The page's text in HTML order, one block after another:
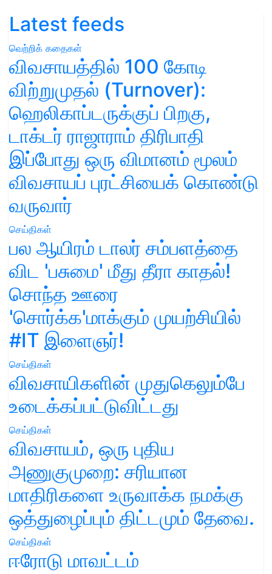
Latest feeds
வெற்றிக் கதைகள்
விவசாயத்தில் 100 கோடி
விற்றுமுதல் (Turnover):
ஹெலிகாப்டருக்குப் பிறகு,
டாக்டர் ராஜாராம் திரிபாதி
இப்போது ஒரு விமானம் மூலம்
விவசாயப் புரட்சியைக் கொண்டு
வருவார்
செய்திகள்
பல ஆயிரம் டாலர் சம்பளத்தை
விட 'பசுமை' மீது தீரா காதல்!
சொந்த ஊரை
'சொர்க்க'மாக்கும் முயற்சியில்
#IT இளைஞர்!
செய்திகள்
விவசாயிகளின் முதுகெலும்பே
உடைக்கப்பட்டுவிட்டது
செய்திகள்
விவசாயம், ஒரு புதிய
அணுகுமுறை: சரியான
மாதிரிகளை உருவாக்க நமக்கு
ஒத்துழைப்பும் திட்டமும் தேவை.
செய்திகள்
ஈரோடு மாவட்டம்